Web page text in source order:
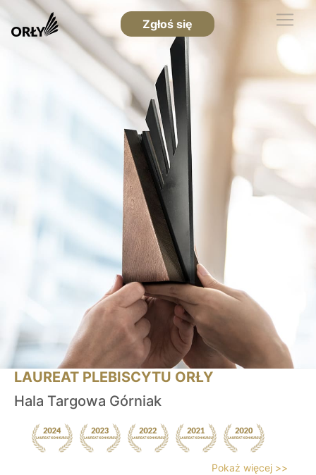
Zgłoś się
LAUREAT PLEBISCYTU ORŁY
Hala Targowa Górniak
Pokaż więcej >>